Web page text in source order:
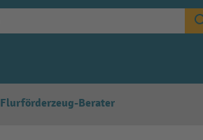
Flurförderzeug-Berater